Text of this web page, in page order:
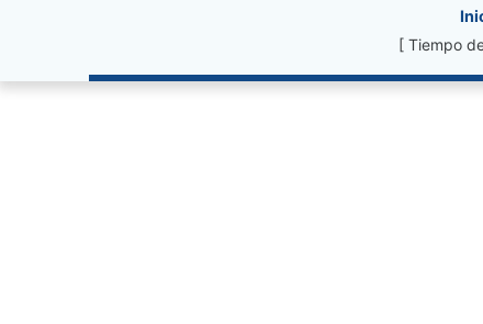
Site information,
[ Tiempo